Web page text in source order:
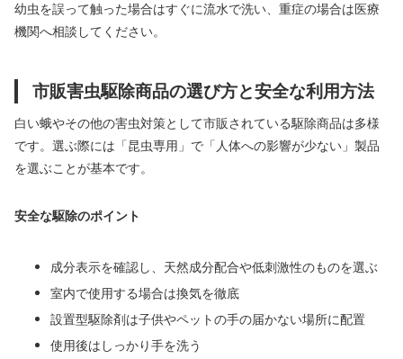
幼虫を誤って触った場合はすぐに流水で洗い、重症の場合は医療
機関へ相談してください。
市販害虫駆除商品の選び方と安全な利用方法
白い蛾やその他の害虫対策として市販されている駆除商品は多様
です。選ぶ際には「昆虫専用」で「人体への影響が少ない」製品
を選ぶことが基本です。
安全な駆除のポイント
成分表示を確認し、天然成分配合や低刺激性のものを選ぶ
室内で使用する場合は換気を徹底
設置型駆除剤は子供やペットの手の届かない場所に配置
使用後はしっかり手を洗う